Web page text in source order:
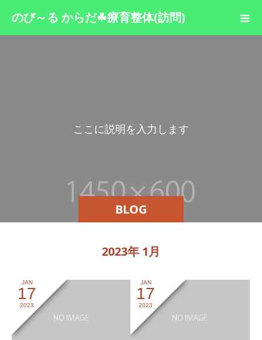
のび～る からだ☘療育整体(訪問)
BLOG
ここに説明を入力し ます。
2023年 1月
JAN
17
2023
JAN
17
2023